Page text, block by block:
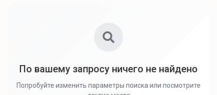
По вашему запросу ничего не найдено
Попробуйте изменить параметры поиска или посмотрите